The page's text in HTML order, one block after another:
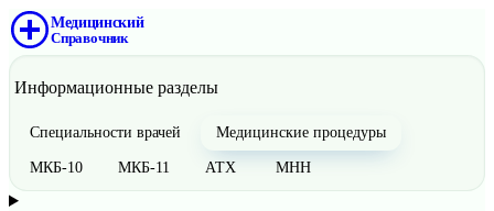
Медицинский
Справочник
Информационные разделы
Специальности врачей Медицинские процедуры
МКБ-10 МКБ-11 АТХ МНН